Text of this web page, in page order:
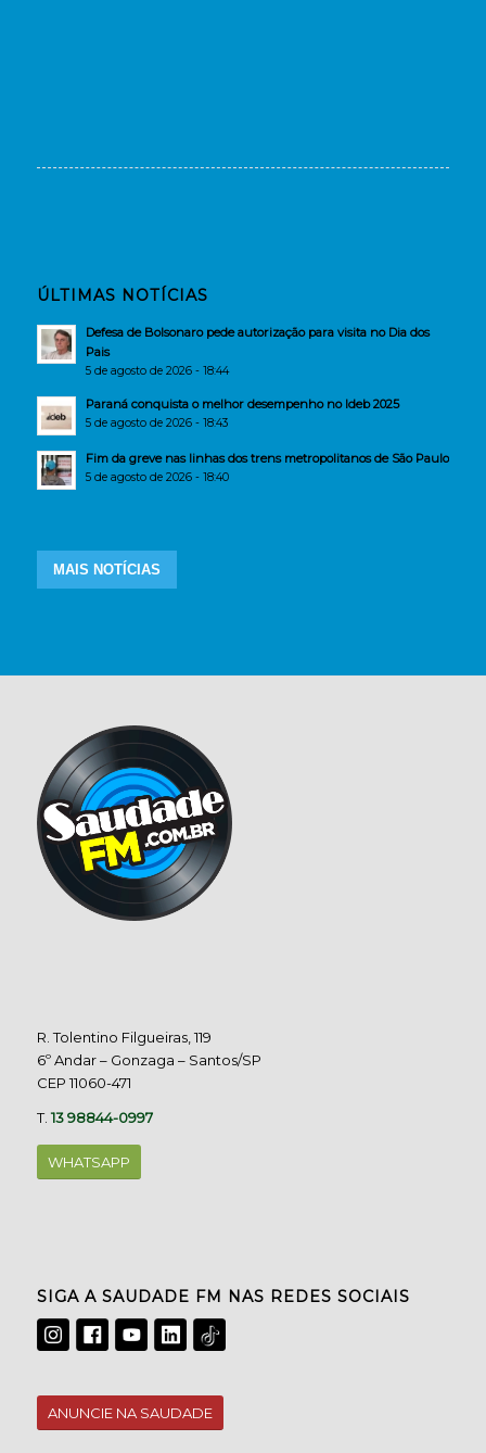
ÚLTIMAS NOTÍCIAS
Defesa de Bolsonaro pede autorização para visita no Dia dos
Pais
5 de agosto de 2026 - 18:44
Paraná conquista o melhor desempenho no Ideb 2025
5 de agosto de 2026 - 18:43
Fim da greve nas linhas dos trens metropolitanos de São Paulo
5 de agosto de 2026 - 18:40
MAIS NOTÍCIAS
R. Tolentino Filgueiras, 119
6º Andar – Gonzaga – Santos/SP
CEP 11060-471
T.13 98844-0997
WHATSAPP
SIGA A SAUDADE FM NAS REDES SOCIAIS
ANUNCIE NA SAUDADE